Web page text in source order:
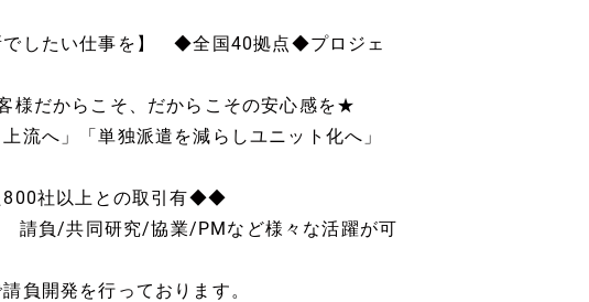
でしたい仕事を】 ◆全国40拠点◆プロジェ
からこそ、だからこその安心感を★
」「単独派遣を減らしユニット化へ」
800社以上との取引有◆◆
請負/共同研究/協業/PMなど様々な活躍が可
負開発を行っております。